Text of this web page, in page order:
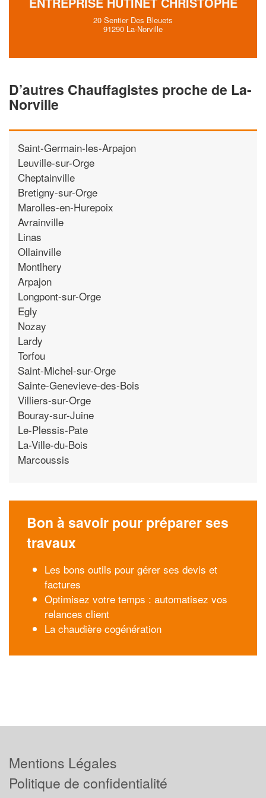
20 Sentier Des Bleuets
91290 La-Norville
D’autres Chauffagistes proche de La-
Norville
Saint-Germain-les-Arpajon
Leuville-sur-Orge
Cheptainville
Bretigny-sur-Orge
Marolles-en-Hurepoix
Avrainville
Linas
Ollainville
Montlhery
Arpajon
Longpont-sur-Orge
Egly
Nozay
Lardy
Torfou
Saint-Michel-sur-Orge
Sainte-Genevieve-des-Bois
Villiers-sur-Orge
Bouray-sur-Juine
Le-Plessis-Pate
La-Ville-du-Bois
Marcoussis
Bon à savoir pour préparer ses
travaux
Les bons outils pour gérer ses devis et
factures
Optimisez votre temps : automatisez vos
relances client
La chaudière cogénération
Mentions Légales
Politique de confidentialité